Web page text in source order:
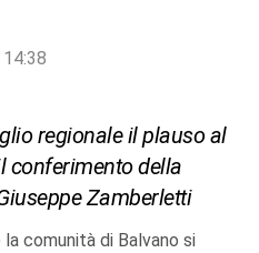
14:38
regionale il plauso al
conferimento della
Zamberletti
comunità di Balvano si